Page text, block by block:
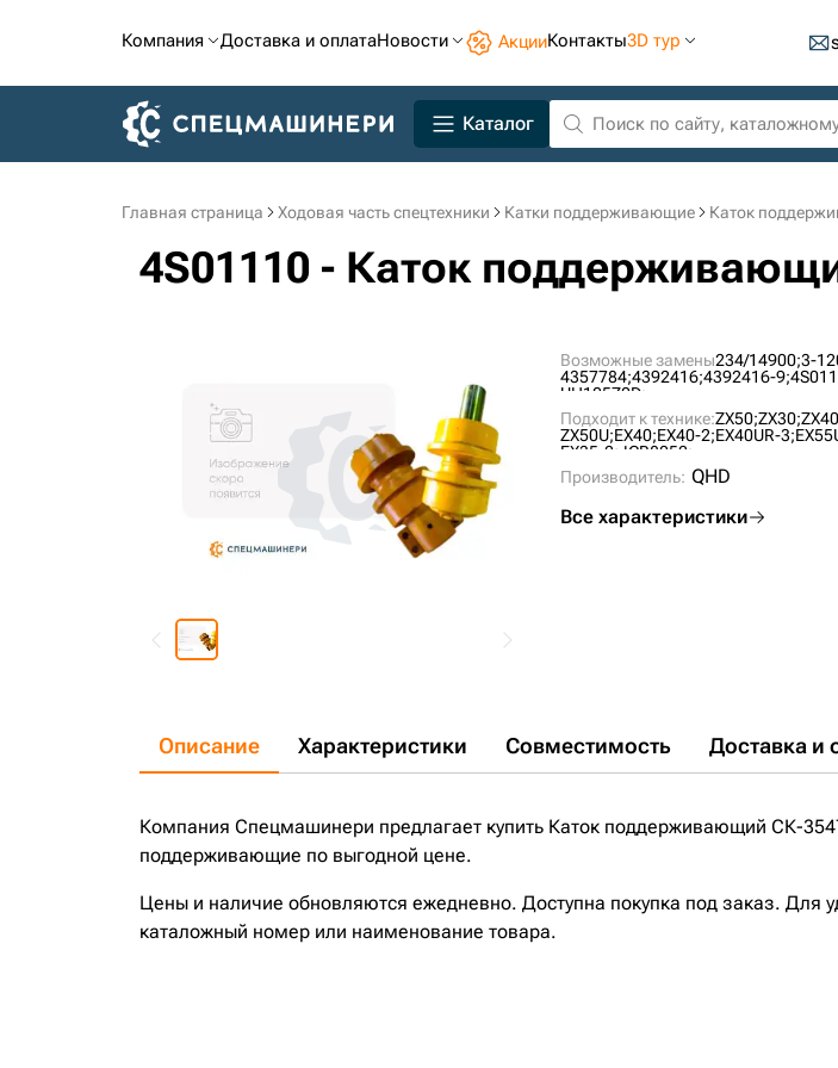
Компания Доставка и оплатаНовости АкцииКонтакты3D тур
Каталог
Главная страница Ходовая часть спецтехники Катки поддерживающие Каток
4S01110 - Каток
Возможные замены234/14900;3-
4357784;4392416;4392416-9;
UH105Z0D;
Подходит к технике:ZX50;ZX30;
ZX50U;EX40;EX40-2;EX40UR-3;
EX35-2; JCB8052;
Производитель: QHD
Все характеристики
Описание Характеристики Совместимость Доставка и
Компания Спецмашинери предлагает купить Каток поддерживающий СК-
поддерживающие по выгодной цене.
Цены и наличие обновляются ежедневно. Доступна покупка под заказ. Для
каталожный номер или наименование товара.